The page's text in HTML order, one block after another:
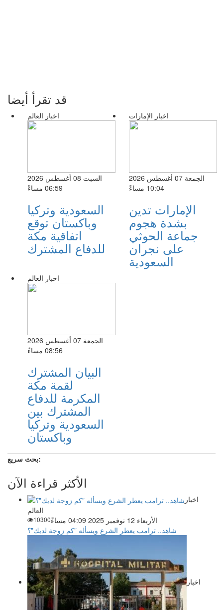
قد تقرأ أيضا
اخبار العالم
السبت 08 أغسطس 2026
06:59 مساءً
السعودية وتركيا
وباكستان توقع
اتفاقية مكة
للدفاع المشترك
اخبار الإمارات
الجمعة 07 أغسطس 2026
10:04 مساءً
الإمارات تدين
بشدة هجوم
جماعة الحوثي
على نجران
السعودية
اخبار العالم
الجمعة 07 أغسطس 2026
08:56 مساءً
البيان المشترك
لقمة مكة
المكرمة للدفاع
المشترك بين
السعودية وتركيا
وباكستان
بحث سريع:
الأكثر قراءة الآن
اخبار
العالم
الأربعاء 12 نوفمبر 2025 04:09 مساءً
10300
شاهد.. ترامب يعطر الشرع ويسأله "كم زوجة لديك"؟
اخبار